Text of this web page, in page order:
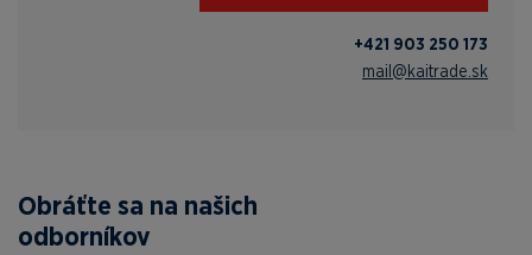
+421 903 250 173
mail@kaitrade.sk
Obráťte sa na našich
odborníkov